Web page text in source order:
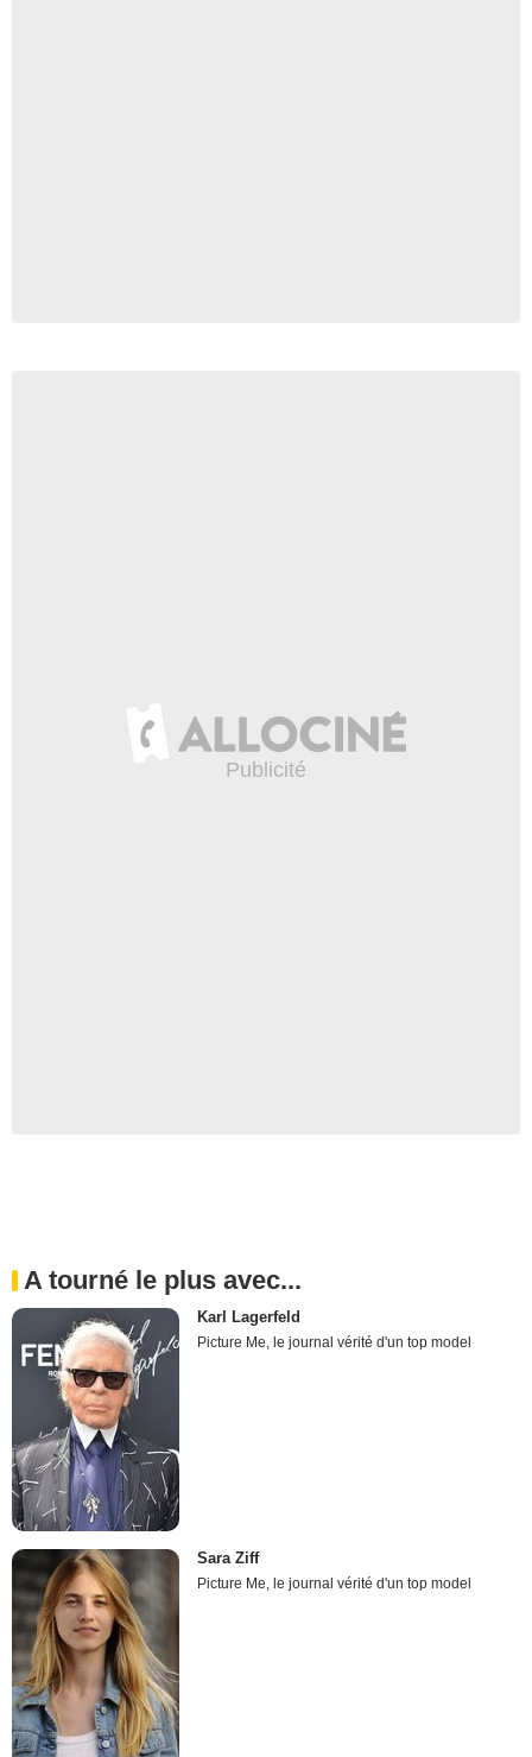
A tourné le plus avec...
Karl Lagerfeld
Picture Me, le journal vérité d'un top model
Sara Ziff
Picture Me, le journal vérité d'un top model